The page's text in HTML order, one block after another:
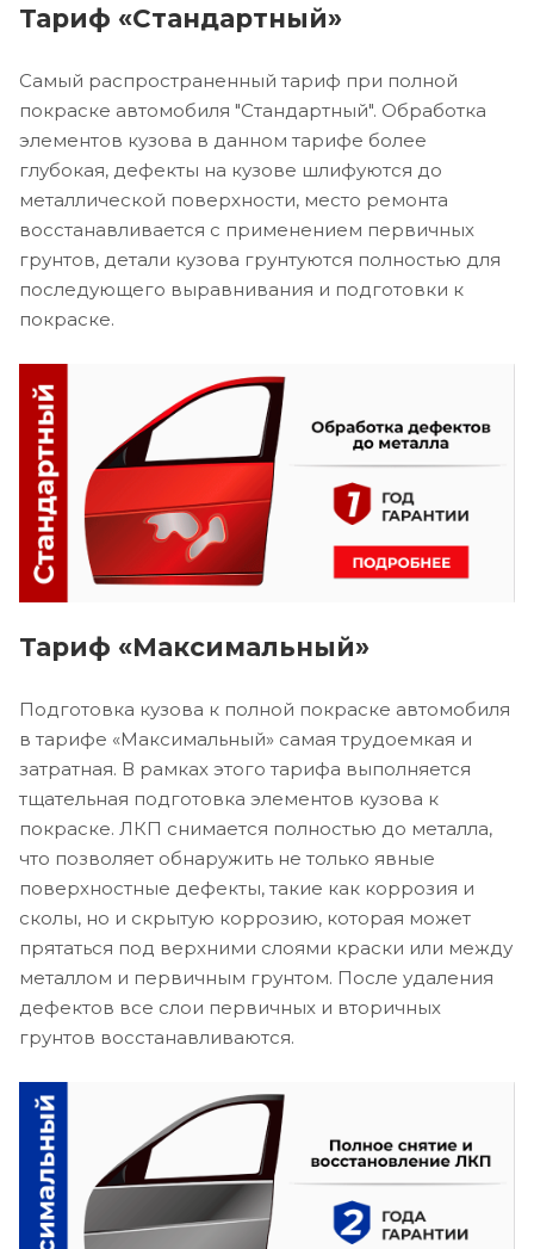
Тариф «Стандартный»
Самый распространенный тариф при полной
покраске автомобиля "Стандартный". Обработка
элементов кузова в данном тарифе более
глубокая, дефекты на кузове шлифуются до
металлической поверхности, место ремонта
восстанавливается с применением первичных
грунтов, детали кузова грунтуются полностью для
последующего выравнивания и подготовки к
покраске.
Тариф «Максимальный»
Подготовка кузова к полной покраске автомобиля
в тарифе «Максимальный» самая трудоемкая и
затратная. В рамках этого тарифа выполняется
тщательная подготовка элементов кузова к
покраске. ЛКП снимается полностью до металла,
что позволяет обнаружить не только явные
поверхностные дефекты, такие как коррозия и
сколы, но и скрытую коррозию, которая может
прятаться под верхними слоями краски или между
металлом и первичным грунтом. После удаления
дефектов все слои первичных и вторичных
грунтов восстанавливаются.